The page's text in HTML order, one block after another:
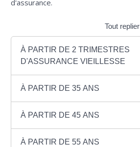
d'assurance.
Tout replier
À PARTIR DE 2 TRIMESTRES
D'ASSURANCE VIEILLESSE
À PARTIR DE 35 ANS
À PARTIR DE 45 ANS
À PARTIR DE 55 ANS